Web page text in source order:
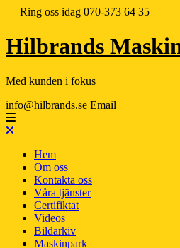
Ring oss idag 070-373 64 35
Hilbrands
Med kunden i fokus
info@hilbrands.se Email
Hem
Om oss
Kontakta oss
Våra tjänster
Certifiktat
Videos
Bildarkiv
Maskinpark